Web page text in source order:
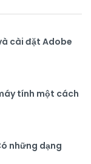
cài đặt Adobe
tính một cách
những dạng